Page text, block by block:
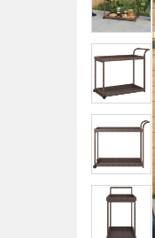
Producto para mascotas